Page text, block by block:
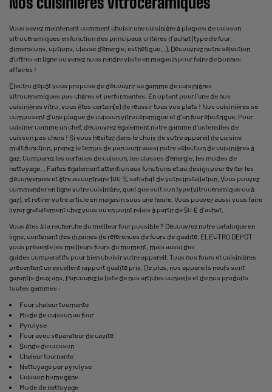
Vous savez maintenant comment choisir une cuisinière à plaques de cuisson
vitrocéramiques en fonction des principaux critères d’achat (type de four,
dimensions, options, classe d’énergie, esthétique...). Découvrez notre sélection
d’offres en ligne ou venez nous rendre visite en magasin pour faire de bonnes
affaires !
Électro dépôt vous propose de découvrir sa gamme de cuisinières
vitrocéramiques pas chères et performantes. En optant pour l’une de nos
cuisinières vitro, vous êtes certain(e) de réussir tous vos plats ! Nos cuisinières se
composent d’une plaque de cuisson vitrocéramique et d’un four électrique. Pour
cuisiner comme un chef, découvrez également notre gamme d’ustensiles de
cuisson pas chers ! Si vous hésitez dans le choix de votre appareil de cuisine
multifonction, prenez le temps de parcourir aussi notre sélection de cuisinières à
gaz. Comparez les surfaces de cuisson, les classes d'énergie, les modes de
nettoyage... Faites également attention aux fonctions et au design pour éviter les
déconvenues et être au contraire 100 % satisfait de votre installation. Vous pouvez
commander en ligne votre cuisinière, quel que soit son type (vitrocéramique ou à
gaz), et retirer votre article en magasin sous une heure. Vous pouvez aussi vous faire
livrer gratuitement chez vous ou en point relais à partir de 50 € d'achat.
Vous êtes à la recherche du meilleur four possible ? Découvrez notre catalogue en
ligne, contenant des dizaines de références de fours de qualité. ELECTRO DEPOT
vous présente les meilleurs fours du moment, mais aussi des
guides comparatifs pour bien choisir votre appareil. Tous nos fours et cuisinières
présentent un excellent rapport qualité prix. De plus, nos appareils neufs sont
garantis deux ans. Parcourez la liste de nos articles conseils et de nos produits
toutes gammes :
Four chaleur tournante
Mode de cuisson au four
Pyrolyse
Four avec séparateur de cavité
Sonde de cuisson
Chaleur tournante
Nettoyage par pyrolyse
Cuisson homogène
Mode de nettoyage